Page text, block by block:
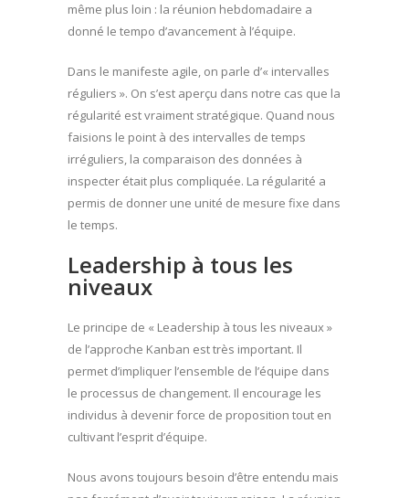
même plus loin : la réunion hebdomadaire a
donné le tempo d’avancement à l’équipe.
Dans le manifeste agile, on parle d’« intervalles
réguliers ». On s’est aperçu dans notre cas que la
régularité est vraiment stratégique. Quand nous
faisions le point à des intervalles de temps
irréguliers, la comparaison des données à
inspecter était plus compliquée. La régularité a
permis de donner une unité de mesure fixe dans
le temps.
Leadership à tous les
niveaux
Le principe de « Leadership à tous les niveaux »
de l’approche Kanban est très important. Il
permet d’impliquer l’ensemble de l’équipe dans
le processus de changement. Il encourage les
individus à devenir force de proposition tout en
cultivant l’esprit d’équipe.
Nous avons toujours besoin d’être entendu mais